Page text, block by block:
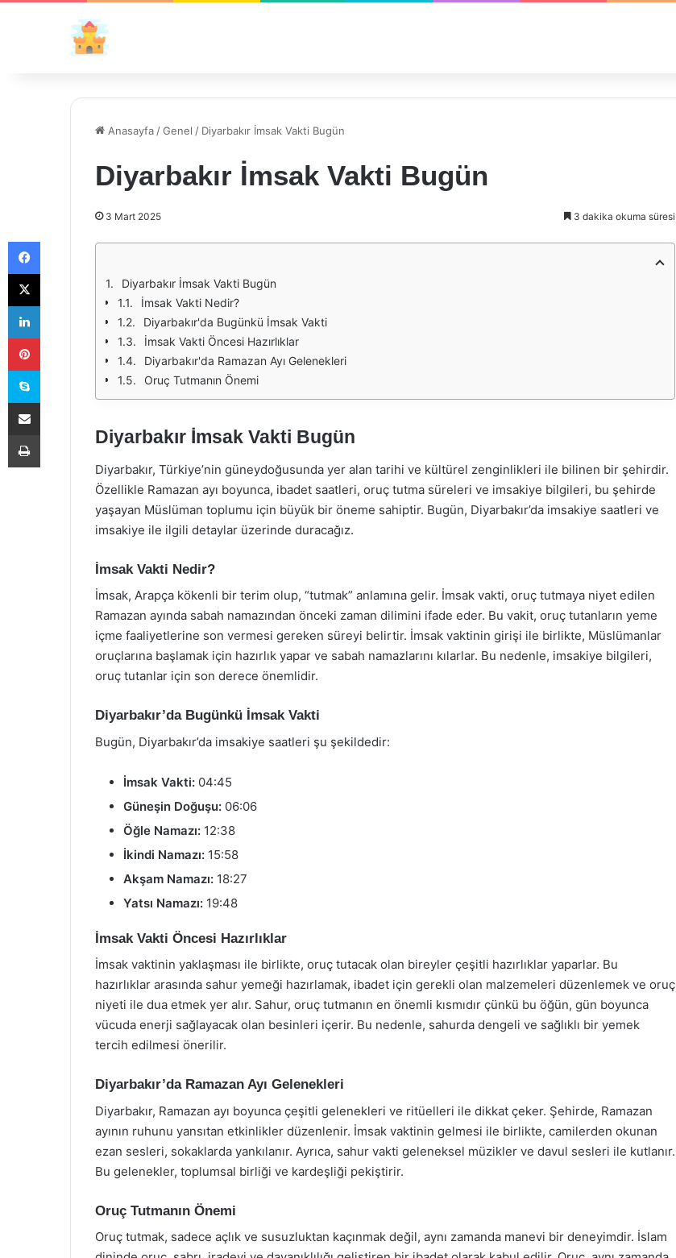
Anasayfa /Genel / Diyarbakır İmsak Vakti Bugün
Diyarbakır İmsak Vakti Bugün
3 Mart 2025 3 dakika okuma süresi
Diyarbakır İmsak Vakti Bugün
İmsak Vakti Nedir?
Diyarbakır'da Bugünkü İmsak Vakti
İmsak Vakti Öncesi Hazırlıklar
Diyarbakır'da Ramazan Ayı Gelenekleri
Oruç Tutmanın Önemi
Diyarbakır İmsak Vakti Bugün
Diyarbakır, Türkiye’nin güneydoğusunda yer alan tarihi ve kültürel zenginlikleri ile bilinen bir şehirdir.
Özellikle Ramazan ayı boyunca, ibadet saatleri, oruç tutma süreleri ve imsakiye bilgileri, bu şehirde
yaşayan Müslüman toplumu için büyük bir öneme sahiptir. Bugün, Diyarbakır’da imsakiye saatleri ve
imsakiye ile ilgili detaylar üzerinde duracağız.
İmsak Vakti Nedir?
İmsak, Arapça kökenli bir terim olup, “tutmak” anlamına gelir. İmsak vakti, oruç tutmaya niyet edilen
Ramazan ayında sabah namazından önceki zaman dilimini ifade eder. Bu vakit, oruç tutanların yeme
içme faaliyetlerine son vermesi gereken süreyi belirtir. İmsak vaktinin girişi ile birlikte, Müslümanlar
oruçlarına başlamak için hazırlık yapar ve sabah namazlarını kılarlar. Bu nedenle, imsakiye bilgileri,
oruç tutanlar için son derece önemlidir.
Diyarbakır’da Bugünkü İmsak Vakti
Bugün, Diyarbakır’da imsakiye saatleri şu şekildedir:
İmsak Vakti: 04:45
Güneşin Doğuşu: 06:06
Öğle Namazı: 12:38
İkindi Namazı: 15:58
Akşam Namazı: 18:27
Yatsı Namazı: 19:48
İmsak Vakti Öncesi Hazırlıklar
İmsak vaktinin yaklaşması ile birlikte, oruç tutacak olan bireyler çeşitli hazırlıklar yaparlar. Bu
hazırlıklar arasında sahur yemeği hazırlamak, ibadet için gerekli olan malzemeleri düzenlemek ve oruç
niyeti ile dua etmek yer alır. Sahur, oruç tutmanın en önemli kısmıdır çünkü bu öğün, gün boyunca
vücuda enerji sağlayacak olan besinleri içerir. Bu nedenle, sahurda dengeli ve sağlıklı bir yemek
tercih edilmesi önerilir.
Diyarbakır’da Ramazan Ayı Gelenekleri
Diyarbakır, Ramazan ayı boyunca çeşitli gelenekleri ve ritüelleri ile dikkat çeker. Şehirde, Ramazan
ayının ruhunu yansıtan etkinlikler düzenlenir. İmsak vaktinin gelmesi ile birlikte, camilerden okunan
ezan sesleri, sokaklarda yankılanır. Ayrıca, sahur vakti geleneksel müzikler ve davul sesleri ile kutlanır.
Bu gelenekler, toplumsal birliği ve kardeşliği pekiştirir.
Oruç Tutmanın Önemi
Oruç tutmak, sadece açlık ve susuzluktan kaçınmak değil, aynı zamanda manevi bir deneyimdir. İslam
Facebook
X
LinkedIn
Pinterest
Skype
E-Posta ile paylaş